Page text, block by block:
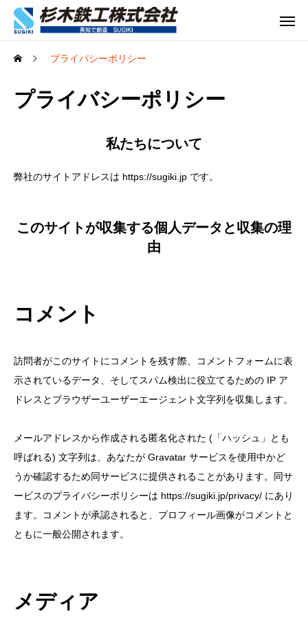
プライバシーポリシー
プライバシーポリシー
私たちについて
弊社のサイトアドレスは https://sugiki.jp です。
このサイトが収集する個人データと収集の理
由
コメント
訪問者がこのサイトにコメントを残す際、コメントフォームに表
示されているデータ、そしてスパム検出に役立てるための IP ア
ドレスとブラウザーユーザーエージェント文字列を収集します。
メールアドレスから作成される匿名化された (「ハッシュ」とも
呼ばれる) 文字列は、あなたが Gravatar サービスを使用中かど
うか確認するため同サービスに提供されることがあります。同サ
ービスのプライバシーポリシーは https://sugiki.jp/privacy/ にあり
ます。コメントが承認されると、プロフィール画像がコメントと
ともに一般公開されます。
メディア